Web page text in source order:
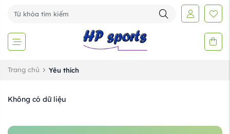
Trang chủ Yêu thích
Không có dữ liệu